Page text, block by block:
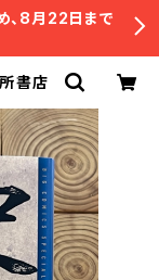
、8月22日まで
書店